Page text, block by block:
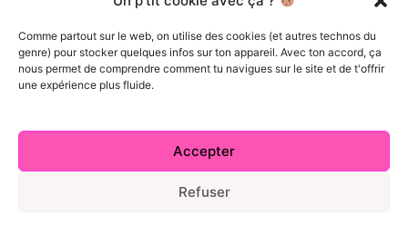
Comme partout sur le web, on utilise des cookies (et autres technos du
genre) pour stocker quelques infos sur ton appareil. Avec ton accord, ça
nous permet de comprendre comment tu navigues sur le site et de t'offrir
une expérience plus fluide.
Accepter
Refuser
SUIVEZ NOUS
Index